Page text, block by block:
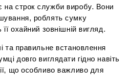
на строк служби виробу. Вони
роблять сумку
її охайний зовнішній вигляд.
та правильне встановлення
довго виглядати гідно навіть
що особливо важливо для